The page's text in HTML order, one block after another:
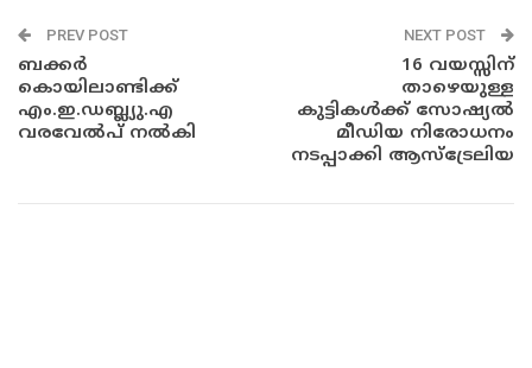
PREV POST
ബക്കർ
കൊയിലാണ്ടിക്ക്
എം.ഇ.ഡബ്ല്യു.എ
വരവേൽപ് നൽകി
NEXT POST
16 വയസ്സിന്
താഴെയുള്ള
കുട്ടികൾക്ക് സോഷ്യൽ
മീഡിയ നിരോധനം
നടപ്പാക്കി ആസ്‌ട്രേലിയ